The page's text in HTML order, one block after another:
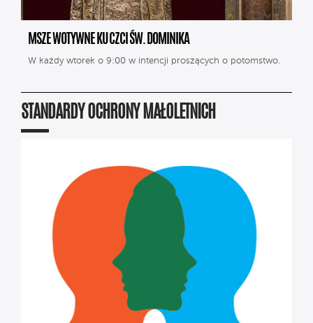
MSZE WOTYWNE KU CZCI ŚW. DOMINIKA
W każdy wtorek o 9:00 w intencji proszących o potomstwo.
STANDARDY OCHRONY MAŁOLETNICH